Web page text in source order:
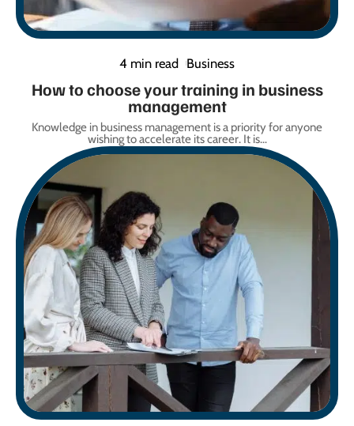
4 min read Business
How to choose your training in business
management
Knowledge in business management is a priority for anyone
wishing to accelerate its career. It is…